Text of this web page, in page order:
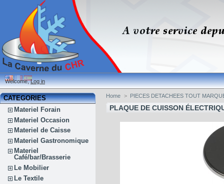
Welcome,Log in
CATEGORIES
Materiel Forain
Materiel Occasion
Materiel de Caisse
Materiel Gastronomique
Materiel
Café/bar/Brasserie
Le Mobilier
Le Textile
Home > PIECES DETACHEES TOUT
PLAQUE DE CUISSON